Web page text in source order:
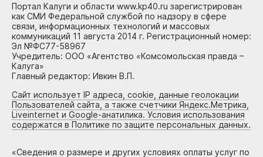
Портал Калуги и области www.kp40.ru зарегистрирован
как СМИ Федеральной службой по надзору в сфере
связи, информационных технологий и массовых
коммуникаций 11 августа 2014 г. Регистрационный номер:
Эл №ФС77-58967
Учредитель: ООО «Агентство «Комсомольская правда –
Калуга»
Главный редактор: Ивкин В.П.
Сайт использует IP адреса, cookie, данные геолокации
Пользователей сайта, а также счетчики Яндекс.Метрика,
Liveinternet и Google-анатилика. Условия использования
содержатся в Политике по защите персональных данных.
«Сведения о размере и других условиях оплаты услуг по